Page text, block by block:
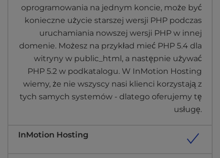
oprogramowania na jednym koncie, może być
konieczne użycie starszej wersji PHP podczas
uruchamiania nowszej wersji PHP w innej
domenie. Możesz na przykład mieć PHP 5.4 dla
witryny w public_html, a następnie używać
PHP 5.2 w podkatalogu. W InMotion Hosting
wiemy, że nie wszyscy nasi klienci korzystają z
tych samych systemów - dlatego oferujemy tę
usługę.